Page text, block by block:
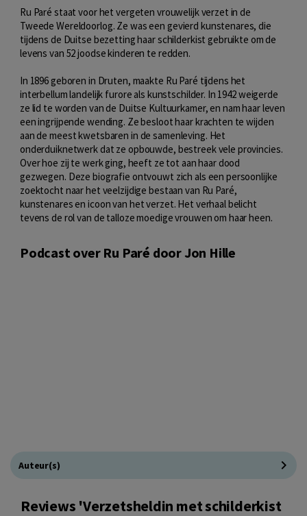
Ru Paré staat voor het vergeten vrouwelijk verzet in de
Tweede Wereldoorlog. Ze was een gevierd kunstenares, die
tijdens de Duitse bezetting haar schilderkist gebruikte om de
levens van 52 joodse kinderen te redden.
In 1896 geboren in Druten, maakte Ru Paré tijdens het
interbellum landelijk furore als kunstschilder. In 1942 weigerde
ze lid te worden van de Duitse Kultuurkamer, en nam haar leven
een ingrijpende wending. Ze besloot haar krachten te wijden
aan de meest kwetsbaren in de samenleving. Het
onderduiknetwerk dat ze opbouwde, bestreek vele provincies.
Over hoe zij te werk ging, heeft ze tot aan haar dood
gezwegen. Deze biografie ontvouwt zich als een persoonlijke
zoektocht naar het veelzijdige bestaan van Ru Paré,
kunstenares en icoon van het verzet. Het verhaal belicht
tevens de rol van de talloze moedige vrouwen om haar heen.
Podcast over Ru Paré door Jon Hille
Auteur(s)
Reviews 'Verzetsheldin met schilderkist